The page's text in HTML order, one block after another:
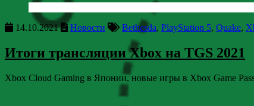
14.10.2021 Новости Bethesda, PlayStation 5, Quake,
Итоги трансляции Xbox на TGS 2021
Xbox Cloud Gaming в Японии, новые игры в Xbox Game